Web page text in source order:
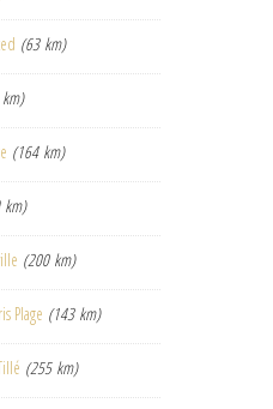
(63 km)
(164 km)
km)
(200 km)
Plage (143 km)
(255 km)